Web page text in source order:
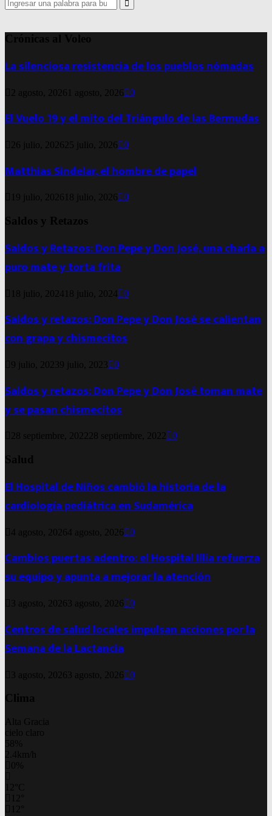
for:
Search
Crónicas al Voleo
La silenciosa resistencia de los pueblos nómadas
2 agosto, 2026 1 agosto, 2026 0
El Vuelo 19 y el mito del Triángulo de las Bermudas
26 julio, 2026 25 julio, 2026 0
Matthias Sindelar, el hombre de papel
19 julio, 2026 18 julio, 2026 0
Saldos y Retazos
Saldos y Retazos: Don Pepe y Don José, una charla a
puro mate y torta frita
18 julio, 2024 18 julio, 2024 0
Saldos y retazos: Don Pepe y Don José se calientan
con grapa y chismecitos
9 julio, 20239 julio, 2023 0
Saldos y retazos: Don Pepe y Don José toman mate
y se pasan chismecitos
28 septiembre, 202228 septiembre, 2022 0
Salud
El Hospital de Niños cambió la historia de la
cardiología pediátrica en Sudamérica
4 agosto, 20264 agosto, 2026 0
Cambios puertas adentro: el Hospital Illia refuerza
su equipo y apunta a mejorar la atención
3 agosto, 2026 3 agosto, 2026 0
Centros de salud locales impulsan acciones por la
Semana de la Lactancia
3 agosto, 2026 3 agosto, 2026 0
Clima
Alta Gracia
cielo claro
58%
2.4km/h
0%
C